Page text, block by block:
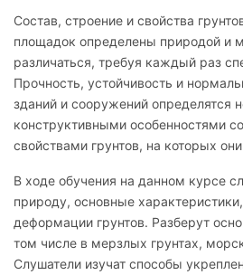
Состав, строение и свойства
площадок определены природой и
различаться, требуя каждый раз
Прочность, устойчивость и
зданий и сооружений определятся
конструктивными особенностями
свойствами грунтов, на которых
В ходе обучения на данном курсе
природу, основные
деформации грунтов. Разберут
том числе в мерзлых грунтах,
Слушатели изучат способы